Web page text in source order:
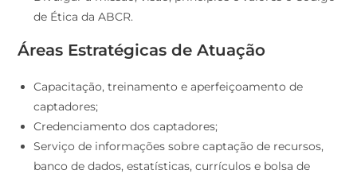
de Ética da ABCR.
Áreas Estratégicas de Atuação
Capacitação, treinamento e aperfeiçoamento de
captadores;
Credenciamento dos captadores;
Serviço de informações sobre captação de recursos,
banco de dados, estatísticas, currículos e bolsa de